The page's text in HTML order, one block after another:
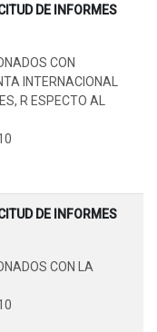
DE INFORMES
CON
INTERNACIONAL
R ESPECTO AL
DE INFORMES
CON LA